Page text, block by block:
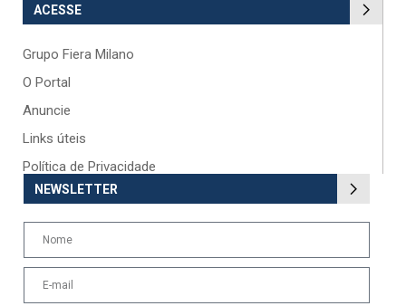
ACESSE
Grupo Fiera Milano
O Portal
Anuncie
Links úteis
Política de Privacidade
NEWSLETTER